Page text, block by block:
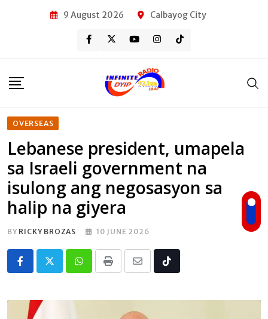
9 August 2026 Calbayog City
OVERSEAS
Lebanese president, umapela
sa Israeli government na
isulong ang negosasyon sa
halip na giyera
BY RICKY BROZAS 10 JUNE 2026
Whatsapp
Print
Share
Email
Tiktok